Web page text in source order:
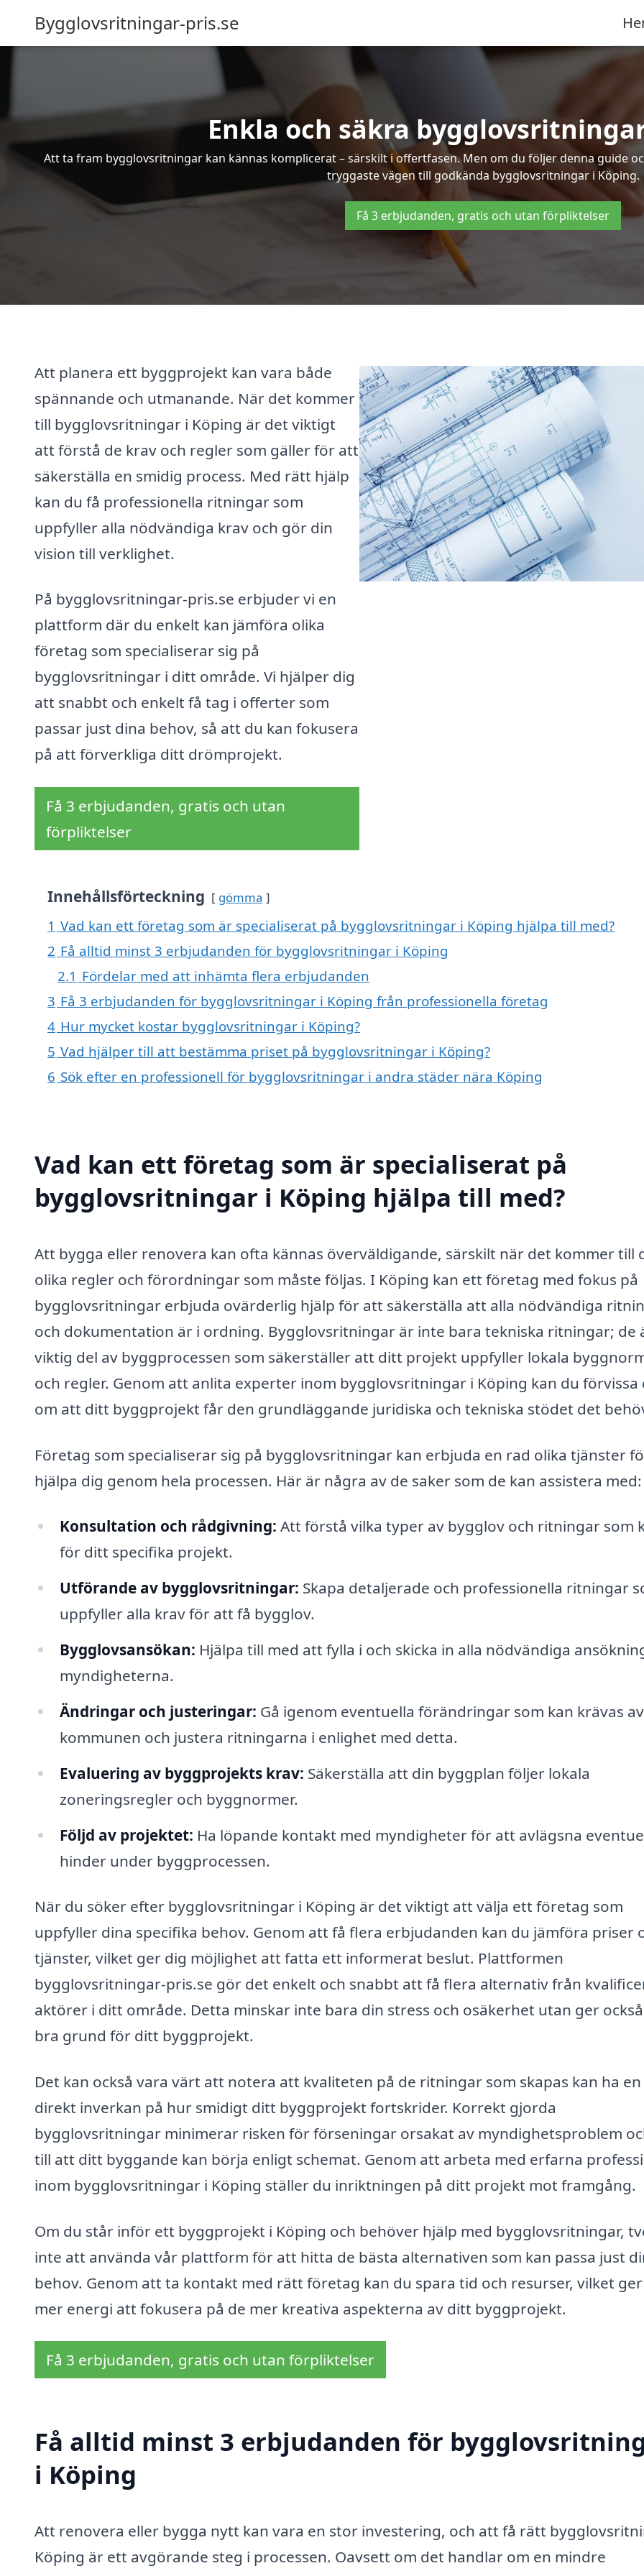
Bygglovsritningar-pris.se
Enkla och säkra
Att ta fram bygglovsritningar kan kännas komplicerat – särskilt i offertfasen. Men om du följer denna guide
tryggaste vägen till godkända bygglovsritningar i Köping.
Få 3 erbjudanden, gratis och utan förpliktelser
Att planera ett byggprojekt kan vara både
spännande och utmanande. När det kommer
till bygglovsritningar i Köping är det viktigt
att förstå de krav och regler som gäller för att
säkerställa en smidig process. Med rätt hjälp
kan du få professionella ritningar som
uppfyller alla nödvändiga krav och gör din
vision till verklighet.
På bygglovsritningar-pris.se erbjuder vi en
plattform där du enkelt kan jämföra olika
företag som specialiserar sig på
bygglovsritningar i ditt område. Vi hjälper dig
att snabbt och enkelt få tag i offerter som
passar just dina behov, så att du kan fokusera
på att förverkliga ditt drömprojekt.
Få 3 erbjudanden, gratis och utan
förpliktelser
Innehållsförteckning gömma
1 Vad kan ett företag som är specialiserat på bygglovsritningar i Köping hjälpa till med?
2 Få alltid minst 3 erbjudanden för bygglovsritningar i Köping
2.1 Fördelar med att inhämta flera erbjudanden
3 Få 3 erbjudanden för bygglovsritningar i Köping från professionella företag
4 Hur mycket kostar bygglovsritningar i Köping?
5 Vad hjälper till att bestämma priset på bygglovsritningar i Köping?
6 Sök efter en professionell för bygglovsritningar i andra städer nära Köping
Vad kan ett företag som är specialiserat på
bygglovsritningar i Köping hjälpa till med?
Att bygga eller renovera kan ofta kännas överväldigande, särskilt när det kommer till
olika regler och förordningar som måste följas. I Köping kan ett företag med fokus på
bygglovsritningar erbjuda ovärderlig hjälp för att säkerställa att alla nödvändiga
och dokumentation är i ordning. Bygglovsritningar är inte bara tekniska ritningar; de
viktig del av byggprocessen som säkerställer att ditt projekt uppfyller lokala
och regler. Genom att anlita experter inom bygglovsritningar i Köping kan du förvissa
om att ditt byggprojekt får den grundläggande juridiska och tekniska stödet det
Företag som specialiserar sig på bygglovsritningar kan erbjuda en rad olika tjänster
hjälpa dig genom hela processen. Här är några av de saker som de kan assistera med:
Konsultation och rådgivning: Att förstå vilka typer av bygglov och ritningar som
för ditt specifika projekt.
Utförande av bygglovsritningar: Skapa detaljerade och professionella ritningar
uppfyller alla krav för att få bygglov.
Bygglovsansökan: Hjälpa till med att fylla i och skicka in alla nödvändiga
myndigheterna.
Ändringar och justeringar: Gå igenom eventuella förändringar som kan krävas av
kommunen och justera ritningarna i enlighet med detta.
Evaluering av byggprojekts krav: Säkerställa att din byggplan följer lokala
zoneringsregler och byggnormer.
Följd av projektet: Ha löpande kontakt med myndigheter för att avlägsna
hinder under byggprocessen.
När du söker efter bygglovsritningar i Köping är det viktigt att välja ett företag som
uppfyller dina specifika behov. Genom att få flera erbjudanden kan du jämföra priser
tjänster, vilket ger dig möjlighet att fatta ett informerat beslut. Plattformen
bygglovsritningar-pris.se gör det enkelt och snabbt att få flera alternativ från
aktörer i ditt område. Detta minskar inte bara din stress och osäkerhet utan ger
bra grund för ditt byggprojekt.
Det kan också vara värt att notera att kvaliteten på de ritningar som skapas kan ha en
direkt inverkan på hur smidigt ditt byggprojekt fortskrider. Korrekt gjorda
bygglovsritningar minimerar risken för förseningar orsakat av myndighetsproblem
till att ditt byggande kan börja enligt schemat. Genom att arbeta med erfarna
inom bygglovsritningar i Köping ställer du inriktningen på ditt projekt mot framgång.
Om du står inför ett byggprojekt i Köping och behöver hjälp med bygglovsritningar,
inte att använda vår plattform för att hitta de bästa alternativen som kan passa just
behov. Genom att ta kontakt med rätt företag kan du spara tid och resurser, vilket
mer energi att fokusera på de mer kreativa aspekterna av ditt byggprojekt.
Få 3 erbjudanden, gratis och utan förpliktelser
Få alltid minst 3 erbjudanden för
i Köping
Att renovera eller bygga nytt kan vara en stor investering, och att få rätt
Köping är ett avgörande steg i processen. Oavsett om det handlar om en mindre